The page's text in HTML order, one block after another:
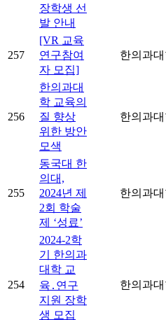
장학생 선
발 안내
257
[VR 교육
연구참여
자 모집]
한의과
256
한의과대
학 교육의
질 향상
위한 방안
모색
한의과
255
동국대 한
의대,
2024년 제
2회 학술
제 ‘성료’
한의과
254
2024-2학
기 한의과
대학 교
육․연구
지원 장학
생 모집
한의과